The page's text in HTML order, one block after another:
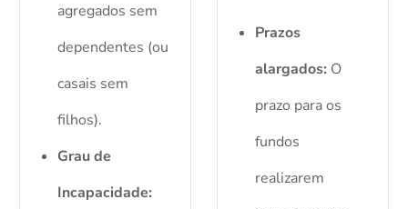
agregados sem
dependentes (ou
casais sem
filhos).
Grau de
Incapacidade:
Prazos
alargados: O
prazo para os
fundos
realizarem